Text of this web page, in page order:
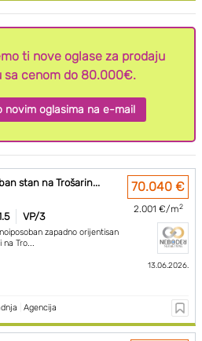
ti nove oglase za prodaju
sa cenom do 80.000€.
novim oglasima na e-mail
stan na Trošarin...
VP/3
zapadno orijentisan
na Tro...
70.040 €
2.001 €/m2
13.06.2026.
Agencija